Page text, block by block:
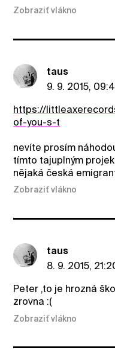
Zobraziť vlákno
taus
9. 9. 2015,
https://
of-you-s-t
nevíte prosím
tímto tajuplným
nějaká česká
Zobraziť vlákno
taus
8. 9. 2015,
Peter ,to je hrozná
zrovna :(
Zobraziť vlákno